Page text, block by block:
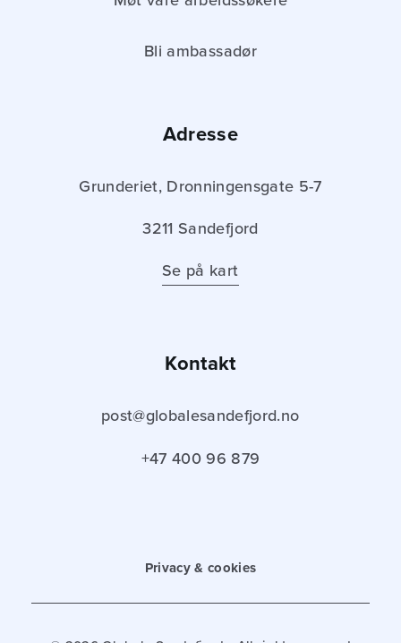
Bli ambassadør
Adresse
Grunderiet, Dronningensgate 5-7
3211 Sandefjord
Se på kart
Kontakt
post@globalesandefjord.no
+47 400 96 879
Privacy & cookies